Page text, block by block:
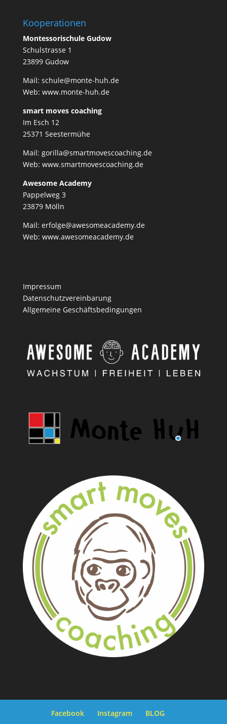
Kooperationen
Montessorischule Gudow
Schulstrasse 1
23899 Gudow
Mail: schule@monte-huh.de
Web: www.monte-huh.de
smart moves coaching
Im Esch 12
25371 Seestermühe
Mail: gorilla@smartmovescoaching.de
Web: www.smartmovescoaching.de
Awesome Academy
Pappelweg 3
23879 Mölln
Mail: erfolge@awesomeacademy.de
Web: www.awesomeacademy.de
Impressum
Datenschutzvereinbarung
Allgemeine Geschäftsbedingungen
Facebook Instagram BLOG